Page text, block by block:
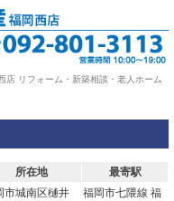
店 リフォーム・新築相談・老人ホーム
所在地
最寄駅
市城南区樋井
福岡市七隈線 福